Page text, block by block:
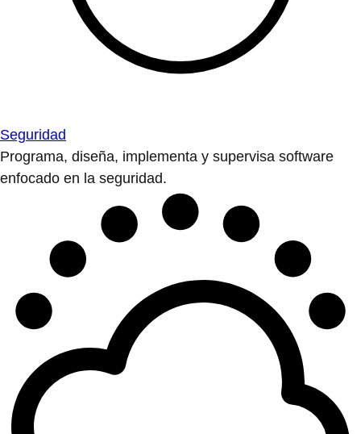
Seguridad
Programa, diseña, implementa y supervisa software
enfocado en la seguridad.